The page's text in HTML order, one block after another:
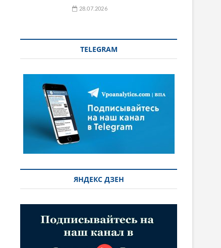
28.07.2026
TELEGRAM
ЯНДЕКС ДЗЕН